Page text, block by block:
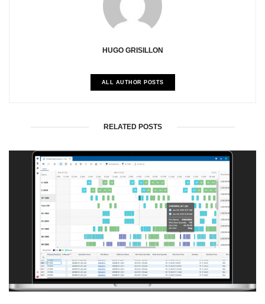
HUGO GRISILLON
ALL AUTHOR POSTS
RELATED POSTS